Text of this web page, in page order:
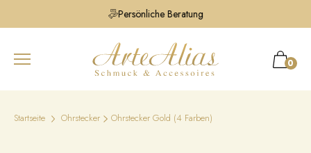
Persönliche Beratung
0
Startseite Ohrstecker Ohrstecker Gold (4 Farben)